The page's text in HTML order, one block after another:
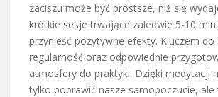
zaciszu może być prostsze, niż się
krótkie sesje trwające zaledwie 5-10
przynieść pozytywne efekty. Kluczem do
regularność oraz odpowiednie
atmosfery do praktyki. Dzięki medytacji
tylko poprawić nasze samopoczucie, ale